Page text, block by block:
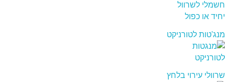
מנג'טות לטורניקט
שרוולי עירוי בלחץ